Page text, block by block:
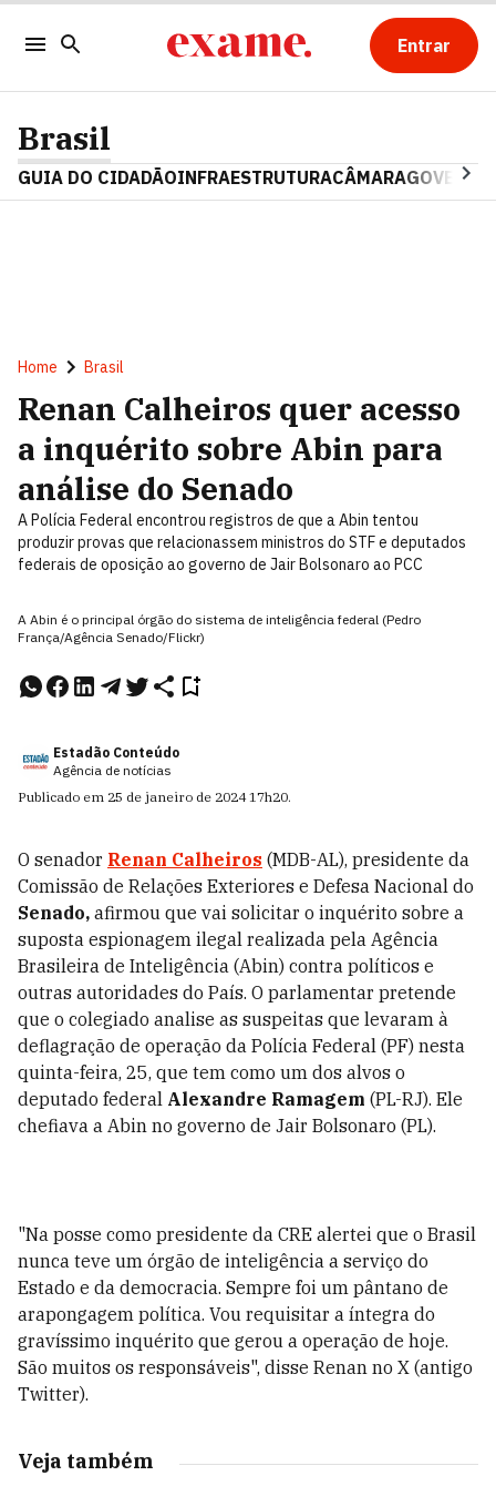
Entrar
Brasil
GUIA DO CIDADÃOINFRAESTRUTURACÂMARAGOVERNO
Home Brasil
Renan Calheiros quer acesso
a inquérito sobre Abin para
análise do Senado
A Polícia Federal encontrou registros de que a Abin tentou
produzir provas que relacionassem ministros do STF e deputados
federais de oposição ao governo de Jair Bolsonaro ao PCC
A Abin é o principal órgão do sistema de inteligência federal (Pedro
França/Agência Senado/Flickr)
Estadão Conteúdo
Agência de notícias
Publicado em 25 de janeiro de 2024 17h20.
O senador Renan Calheiros (MDB-AL), presidente da
Comissão de Relações Exteriores e Defesa Nacional do
Senado, afirmou que vai solicitar o inquérito sobre a
suposta espionagem ilegal realizada pela Agência
Brasileira de Inteligência (Abin) contra políticos e
outras autoridades do País. O parlamentar pretende
que o colegiado analise as suspeitas que levaram à
deflagração de operação da Polícia Federal (PF) nesta
quinta-feira, 25, que tem como um dos alvos o
deputado federal Alexandre Ramagem (PL-RJ). Ele
chefiava a Abin no governo de Jair Bolsonaro (PL).
"Na posse como presidente da CRE alertei que o Brasil
nunca teve um órgão de inteligência a serviço do
Estado e da democracia. Sempre foi um pântano de
arapongagem política. Vou requisitar a íntegra do
gravíssimo inquérito que gerou a operação de hoje.
São muitos os responsáveis", disse Renan no X (antigo
Twitter).
Veja também